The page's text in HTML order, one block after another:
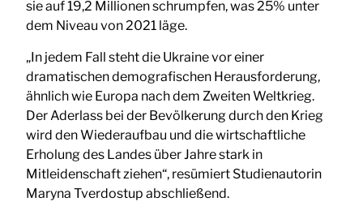
sie auf 19,2 Millionen schrumpfen, was 25% unter
dem Niveau von 2021 läge.
„In jedem Fall steht die Ukraine vor einer
dramatischen demografischen Herausforderung,
ähnlich wie Europa nach dem Zweiten Weltkrieg.
Der Aderlass bei der Bevölkerung durch den Krieg
wird den Wiederaufbau und die wirtschaftliche
Erholung des Landes über Jahre stark in
Mitleidenschaft ziehen“, resümiert Studienautorin
Maryna Tverdostup abschließend.